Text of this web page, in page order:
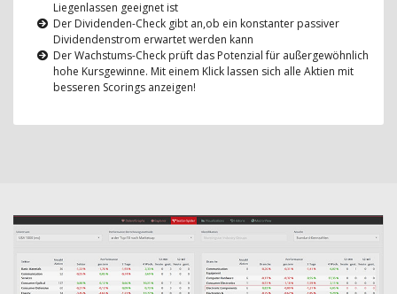
Liegenlassen geeignet ist
Der Dividenden-Check gibt an,ob ein konstanter passiver
Dividendenstrom erwartet werden kann
Der Wachstums-Check prüft das Potenzial für außergewöhnlich
hohe Kursgewinne. Mit einem Klick lassen sich alle Aktien mit
besseren Scorings anzeigen!